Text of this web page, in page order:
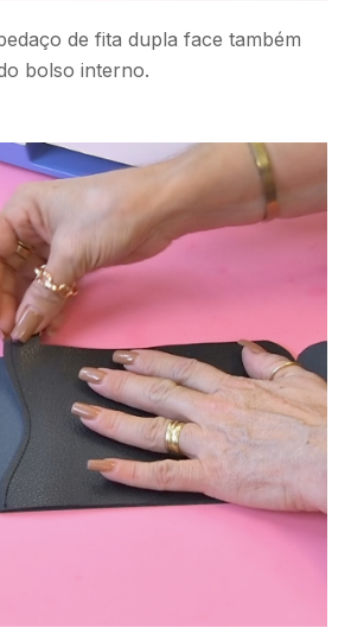
de fita dupla face também
bolso interno.